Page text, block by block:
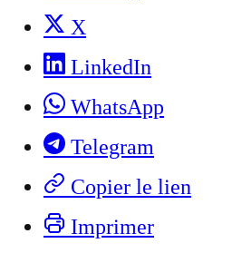
X
LinkedIn
WhatsApp
Telegram
Copier le lien
Imprimer